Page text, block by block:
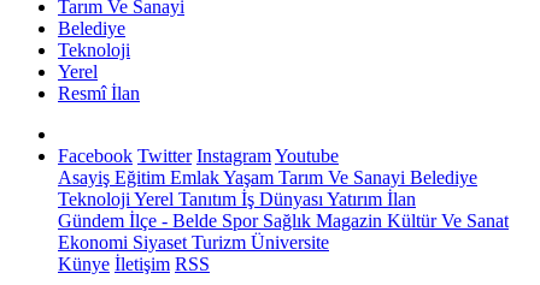
Tarım Ve Sanayi
Belediye
Teknoloji
Yerel
Resmî İlan
Facebook Twitter InstagramYoutube
Asayiş Eğitim EmlakYaşam Tarım Ve Sanayi Belediye
Teknoloji Yerel Tanıtım İş Dünyası Yatırım İlan
Gündem İlçe - Belde SporSağlık Magazin Kültür Ve Sanat
Ekonomi Siyaset Turizm Üniversite
Künye İletişim RSS